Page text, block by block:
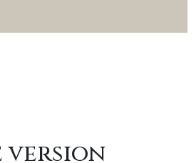
version